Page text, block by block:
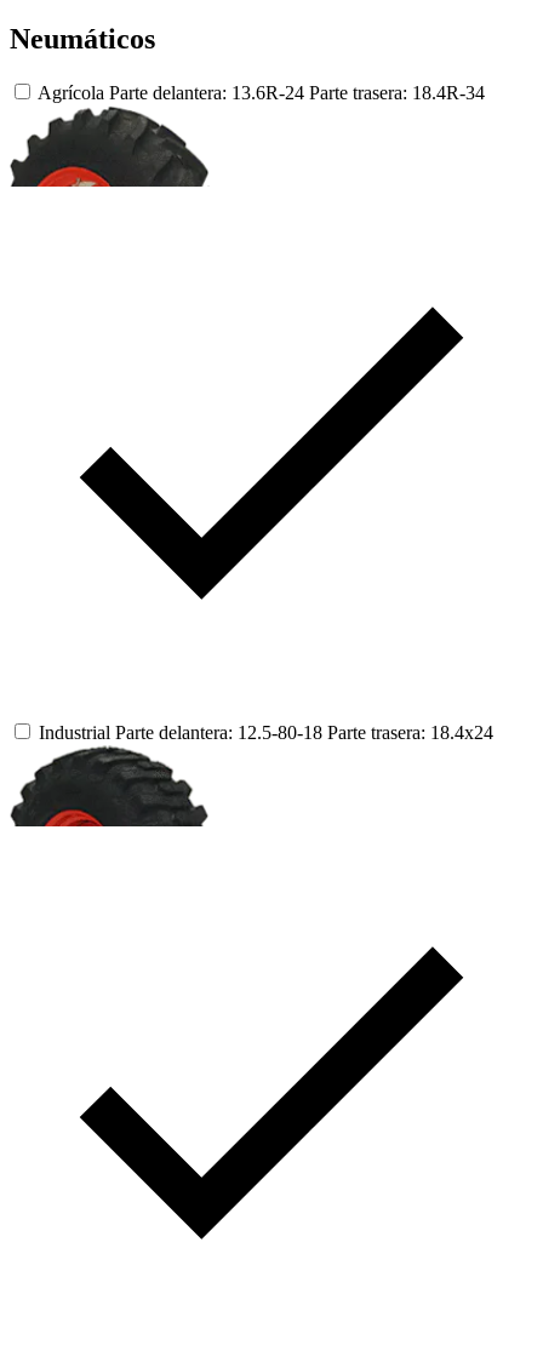
Neumáticos
Agrícola Parte delantera: 13.6R-24 Parte trasera: 18.4R-34
Industrial Parte delantera: 12.5-80-18 Parte trasera: 18.4x24